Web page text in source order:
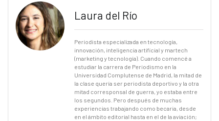
Laura del Río
Periodista especializada en tecnología,
innovación, inteligencia artificial y martech
(marketing y tecnología). Cuando comencé a
estudiar la carrera de Periodismo en la
Universidad Complutense de Madrid, la mitad de
la clase quería ser periodista deportivo y la otra
mitad corresponsal de guerra, yo estaba entre
los segundos. Pero después de muchas
experiencias trabajando como becaria, desde
en el ámbito editorial hasta en el de la aviación;